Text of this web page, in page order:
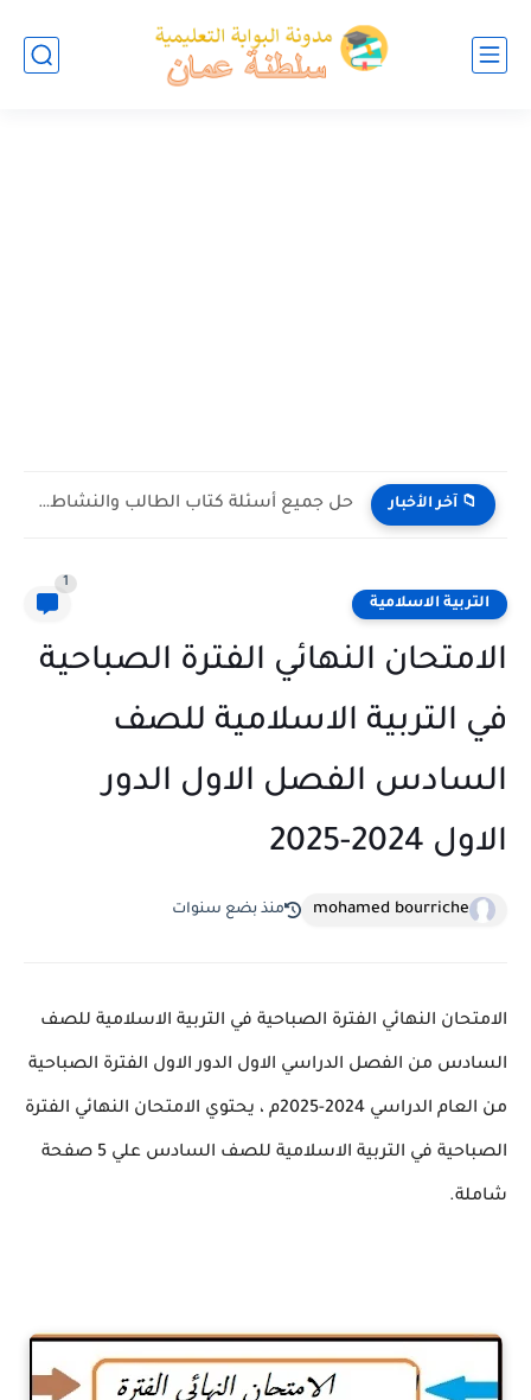
📁 آخر الأخبار حل جميع أسئلة كتاب الطالب والنشاط في الاحياء للصف العاشر...
التربية الاسلامية
1
الامتحان النهائي الفترة الصباحية
في التربية الاسلامية للصف
السادس الفصل الاول الدور
الاول 2024-2025
mohamed bourriche منذ بضع سنوات
الامتحان النهائي الفترة الصباحية في التربية الاسلامية للصف
السادس من الفصل الدراسي الاول الدور الاول الفترة الصباحية
من العام الدراسي 2024-2025م ، يحتوي الامتحان النهائي الفترة
الصباحية في التربية الاسلامية للصف السادس علي 5 صفحة
شاملة.